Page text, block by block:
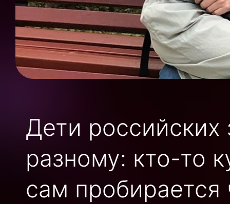
Дети
разному: кто-то
сам пробирается